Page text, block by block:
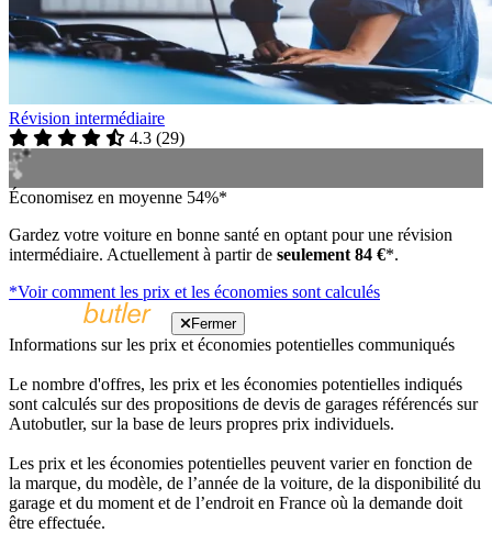
Révision intermédiaire
4.3 (29)
Économisez en moyenne 54%*
Gardez votre voiture en bonne santé en optant pour une révision
intermédiaire. Actuellement à partir de seulement 84 €*.
*Voir comment les prix et les économies sont calculés
Fermer
Informations sur les prix et économies potentielles communiqués
Le nombre d'offres, les prix et les économies potentielles indiqués
sont calculés sur des propositions de devis de garages référencés sur
Autobutler, sur la base de leurs propres prix individuels.
Les prix et les économies potentielles peuvent varier en fonction de
la marque, du modèle, de l’année de la voiture, de la disponibilité du
garage et du moment et de l’endroit en France où la demande doit
être effectuée.